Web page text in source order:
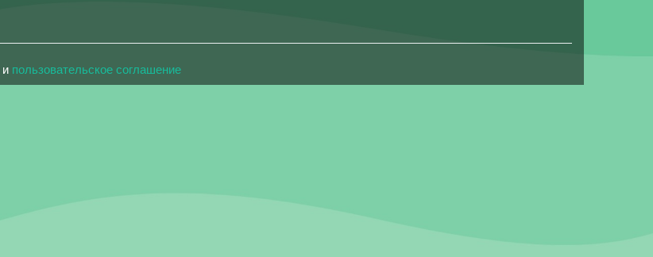
и пользовательское соглашение